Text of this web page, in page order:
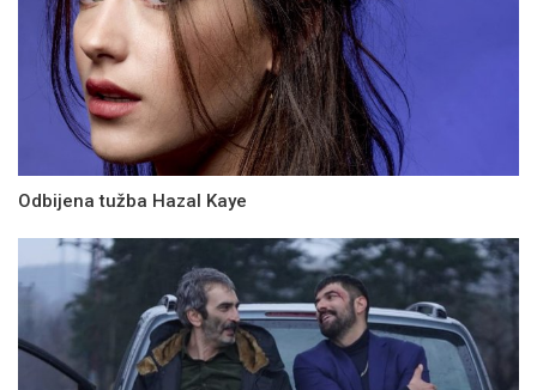
Odbijena tužba Hazal Kaye